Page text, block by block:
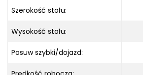
Szerokość stołu:
Wysokość stołu:
Posuw szybki/dojazd: